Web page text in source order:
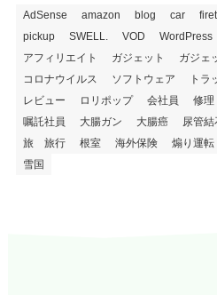
AdSense amazon blog car
pickup
SWELL. VOD WordPress
アフィリエイト
ガジェット ガジェ
コロナウイルス
ソフトウェア トラ
レビュー
ロリポップ 会社員 修理
嘱託社員
大腸ガン 大腸癌 尿管結
旅 旅行
根室 海外保険 煽り運転
雪国